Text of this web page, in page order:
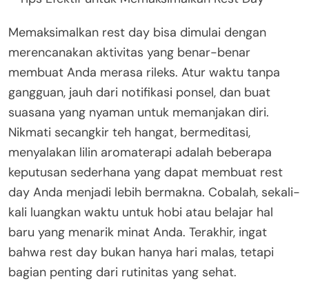
Memaksimalkan rest day bisa dimulai dengan
merencanakan aktivitas yang benar-benar
membuat Anda merasa rileks. Atur waktu tanpa
gangguan, jauh dari notifikasi ponsel, dan buat
suasana yang nyaman untuk memanjakan diri.
Nikmati secangkir teh hangat, bermeditasi,
menyalakan lilin aromaterapi adalah beberapa
keputusan sederhana yang dapat membuat rest
day Anda menjadi lebih bermakna. Cobalah, sekali-
kali luangkan waktu untuk hobi atau belajar hal
baru yang menarik minat Anda. Terakhir, ingat
bahwa rest day bukan hanya hari malas, tetapi
bagian penting dari rutinitas yang sehat.